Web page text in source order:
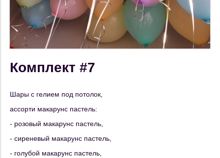
Комплект #7
Шары с гелием под потолок,
ассорти макарунс пастель:
- розовый макарунс пастель,
- сиреневый макарунс пастель,
- голубой макарунс пастель,